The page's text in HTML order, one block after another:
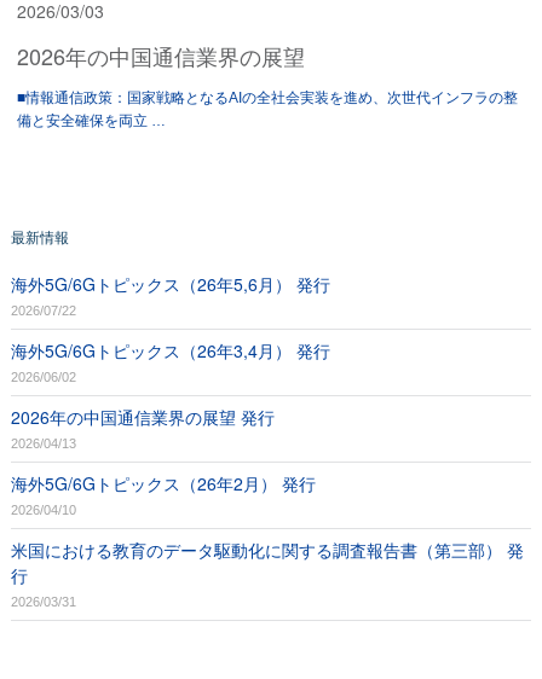
2026/03/03
2026年の中国通信業界の展望
■情報通信政策：国家戦略となるAIの全社会実装を進め、次世代インフラの整
備と安全確保を両立 …
最新情報
海外5G/6Gトピックス（26年5,6月） 発行
2026/07/22
海外5G/6Gトピックス（26年3,4月） 発行
2026/06/02
2026年の中国通信業界の展望 発行
2026/04/13
海外5G/6Gトピックス（26年2月） 発行
2026/04/10
米国における教育のデータ駆動化に関する調査報告書（第三部） 発
行
2026/03/31